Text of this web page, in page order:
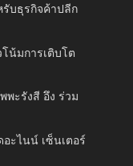
รับธุรกิจค้าปลีก
น้มการเติบโต
ะรังสี อึง ร่วม
ะไนน์ เซ็นเตอร์